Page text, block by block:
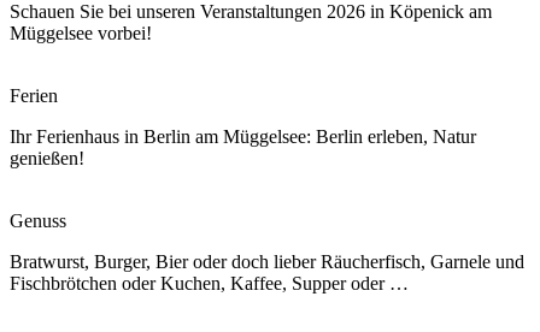
Schauen Sie bei unseren Veranstaltungen 2026 in Köpenick am
Müggelsee vorbei!
Ferien
Ihr Ferienhaus in Berlin am Müggelsee: Berlin erleben, Natur
genießen!
Genuss
Bratwurst, Burger, Bier oder doch lieber Räucherfisch, Garnele und
Fischbrötchen oder Kuchen, Kaffee, Supper oder …